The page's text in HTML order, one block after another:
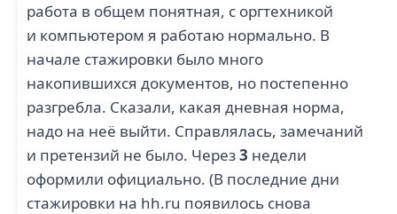
работа в общем понятная, с оргтехникой
и компьютером я работаю нормально. В
начале стажировки было много
накопившихся документов, но постепенно
разгребла. Сказали, какая дневная норма,
надо на неё выйти. Справлялась, замечаний
и претензий не было. Через3 недели
оформили официально. (В последние дни
стажировки на hh.ru появилось снова